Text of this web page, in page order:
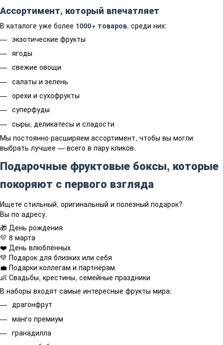
Ассортимент, который впечатляет
В каталоге уже более 1000+ товаров, среди них:
экзотические фрукты
ягоды
свежие овощи
салаты и зелень
орехи и сухофрукты
суперфуды
сыры, деликатесы и сладости
Мы постоянно расширяем ассортимент, чтобы вы могли
выбрать лучшее — всего в пару кликов.
Подарочные фруктовые боксы, которые
покоряют с первого взгляда
Ищете стильный, оригинальный и полезный подарок?
Вы по адресу.
🎁 День рождения
💛 8 марта
❤️ День влюблённых
💚 Подарок для близких или себя
💼 Подарки коллегам и партнёрам
👶 Свадьбы, крестины, семейные праздники
В наборы входят самые интересные фрукты мира:
драгонфрут
манго премиум
гранадилла